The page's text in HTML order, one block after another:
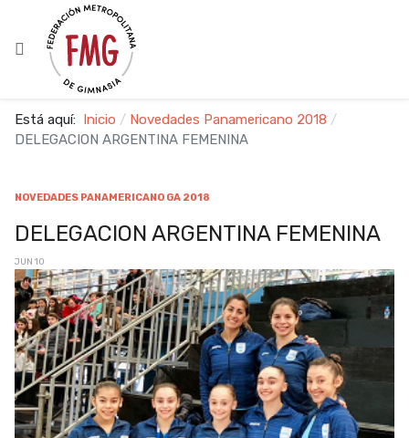
Está aquí: Inicio
Novedades Panamericano 2018
DELEGACION ARGENTINA FEMENINA
NOVEDADES PANAMERICANO GA 2018
DELEGACION ARGENTINA FEMENINA
JUN 10